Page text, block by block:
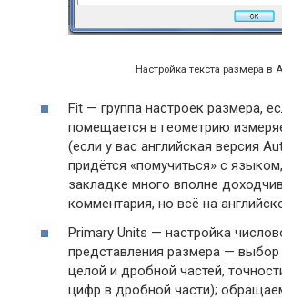
Настройка текста размера в
Fit — группа настроек размера,
помещается в геометрию
(если у вас английская версия
придётся «помучиться» с
закладке много вполне
комментария, но всё на
Primary Units — настройка
представления размера — выбор
целой и дробной частей,
цифр в дробной части);